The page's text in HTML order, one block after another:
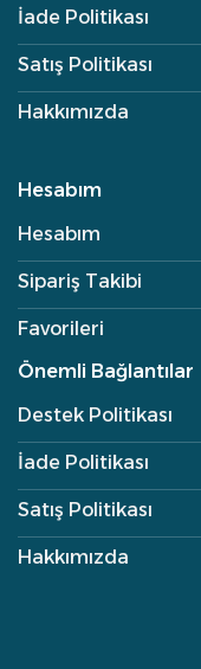
İade Politikası
Satış Politikası
Hakkımızda
Hesabım
Hesabım
Sipariş Takibi
Favorileri
Önemli Bağlantılar
Destek Politikası
İade Politikası
Satış Politikası
Hakkımızda